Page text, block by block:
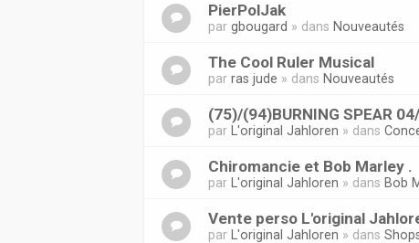
PierPolJak
pargbougard » dans Nouveautés
The Cool Ruler Musical
parras jude » dans Nouveautés
(75)/(94)BURNING SPEAR
par L'original Jahloren » dans
Chiromancie et Bob Marley .
par L'original Jahloren » dans Bob
Vente perso L'original
par L'original Jahloren » dans